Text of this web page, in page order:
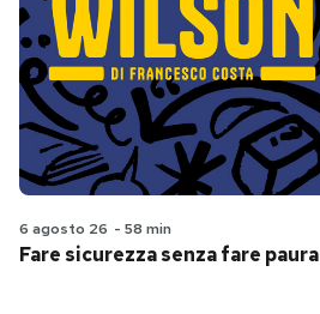
6 agosto 26 - 58 min
Fare sicurezza senza fare paura